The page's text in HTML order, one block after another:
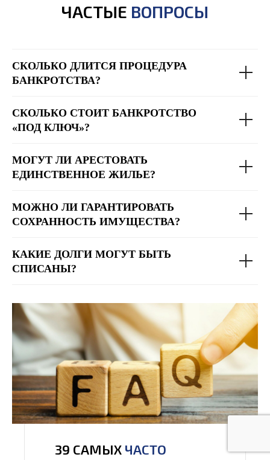
ЧАСТЫЕ ВОПРОСЫ
СКОЛЬКО ДЛИТСЯ ПРОЦЕДУРА
БАНКРОТСТВА?
СКОЛЬКО СТОИТ БАНКРОТСТВО
«ПОД КЛЮЧ»?
МОГУТ ЛИ АРЕСТОВАТЬ
ЕДИНСТВЕННОЕ ЖИЛЬЕ?
МОЖНО ЛИ ГАРАНТИРОВАТЬ
СОХРАННОСТЬ ИМУЩЕСТВА?
КАКИЕ ДОЛГИ МОГУТ БЫТЬ
СПИСАНЫ?
39 САМЫХ ЧАСТО